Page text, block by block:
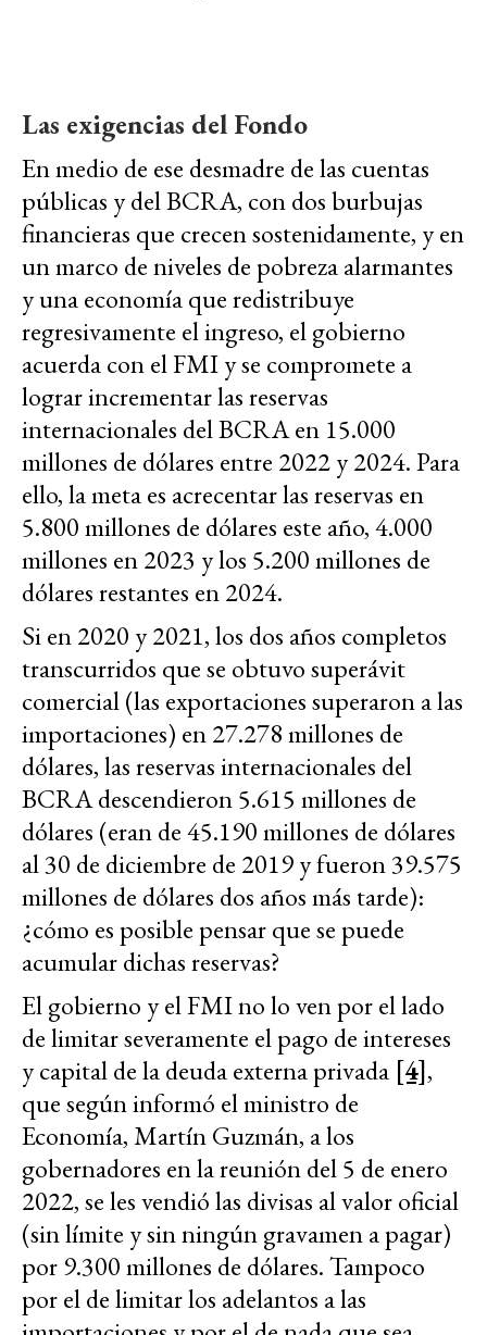
Las exigencias del Fondo
En medio de ese desmadre de las cuentas
públicas y del BCRA, con dos burbujas
financieras que crecen sostenidamente, y en
un marco de niveles de pobreza alarmantes
y una economía que redistribuye
regresivamente el ingreso, el gobierno
acuerda con el FMI y se compromete a
lograr incrementar las reservas
internacionales del BCRA en 15.000
millones de dólares entre 2022 y 2024. Para
ello, la meta es acrecentar las reservas en
5.800 millones de dólares este año, 4.000
millones en 2023 y los 5.200 millones de
dólares restantes en 2024.
Si en 2020 y 2021, los dos años completos
transcurridos que se obtuvo superávit
comercial (las exportaciones superaron a las
importaciones) en 27.278 millones de
dólares, las reservas internacionales del
BCRA descendieron 5.615 millones de
dólares (eran de 45.190 millones de dólares
al 30 de diciembre de 2019 y fueron 39.575
millones de dólares dos años más tarde):
¿cómo es posible pensar que se puede
acumular dichas reservas?
El gobierno y el FMI no lo ven por el lado
de limitar severamente el pago de intereses
y capital de la deuda externa privada [4],
que según informó el ministro de
Economía, Martín Guzmán, a los
gobernadores en la reunión del 5 de enero
2022, se les vendió las divisas al valor oficial
(sin límite y sin ningún gravamen a pagar)
por 9.300 millones de dólares. Tampoco
por el de limitar los adelantos a las